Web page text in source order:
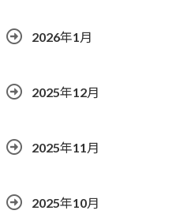
2026年1月
2025年12月
2025年11月
2025年10月